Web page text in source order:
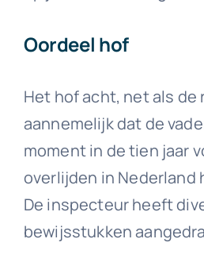
Oordeel hof
Het hof acht, net als de
aannemelijk dat de
moment in de tien jaar
overlijden in Nederland
De inspecteur heeft
bewijsstukken